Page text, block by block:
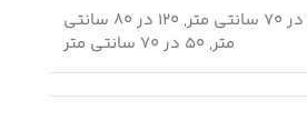
100 در 70 سانتی متر, 120 در 80 سانتی
متر, 50 در 70 سانتی متر